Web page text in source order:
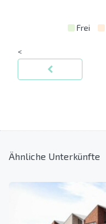
Frei
<
Ähnliche Unterkünfte